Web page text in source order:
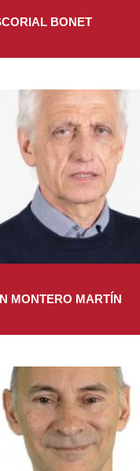
BONET
MONTERO MARTÍN